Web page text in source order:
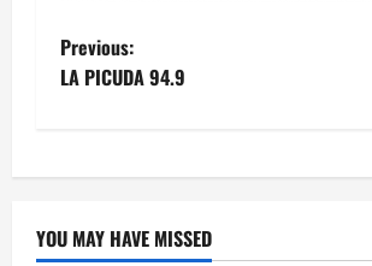
Post
Previous:
LA PICUDA 94.9
YOU MAY HAVE MISSED